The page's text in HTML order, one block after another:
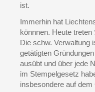
ist.
Immerhin hat
könnnen. Heute
Die schw. Verwaltung
getätigten
ausübt und über jede
im Stempelgesetz
insbesondere auf